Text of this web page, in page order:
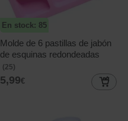
En stock: 85
Molde de 6 pastillas de jabón
de esquinas redondeadas
(25)
5,99€